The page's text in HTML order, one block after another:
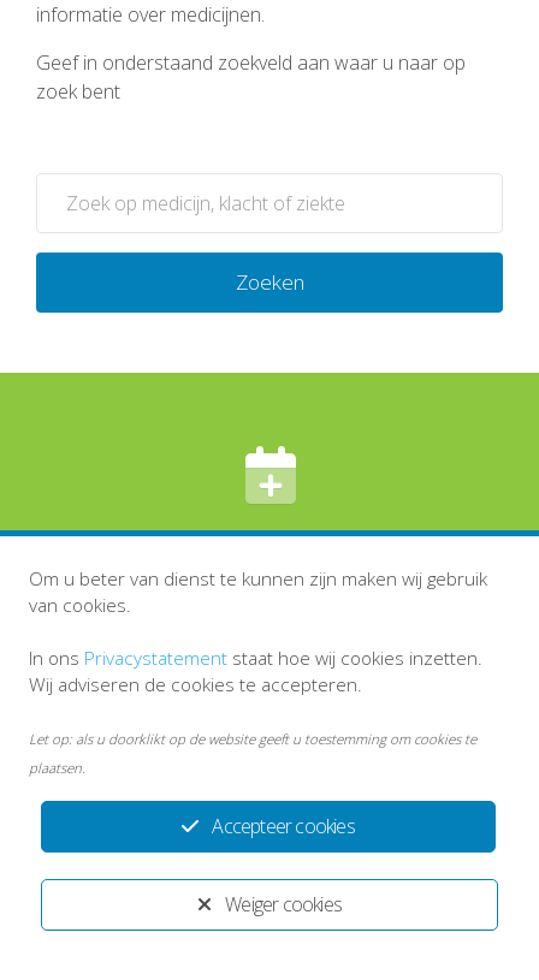
informatie over medicijnen.
Geef in onderstaand zoekveld aan waar u naar op
zoek bent
Zoeken
Persoonsgegevens en privacy
Weiger cookies
Accepteer cookies
Om u beter van dienst te kunnen zijn maken wij gebruik
van cookies.
In ons Privacystatement staat hoe wij cookies inzetten.
Wij adviseren de cookies te accepteren.
Let op: als u doorklikt op de website geeft u toestemming om cookies te
plaatsen.